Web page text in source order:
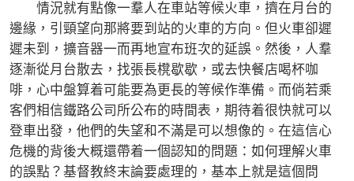
情況就有點像一羣人在車站等候火車，擠在月台的
邊緣，引頸望向那將要到站的火車的方向。但火車卻遲
遲未到，擴音器一而再地宣布班次的延誤。然後，人羣
逐漸從月台散去，找張長櫈歇歇，或去快餐店喝杯咖
啡，心中盤算着可能要為更長的等候作準備。而倘若乘
客們相信鐵路公司所公布的時間表，期待着很快就可以
登車出發，他們的失望和不滿是可以想像的。在這信心
危機的背後大概還帶着一個認知的問題：如何理解火車
的誤點？基督教終末論要處理的，基本上就是這個問